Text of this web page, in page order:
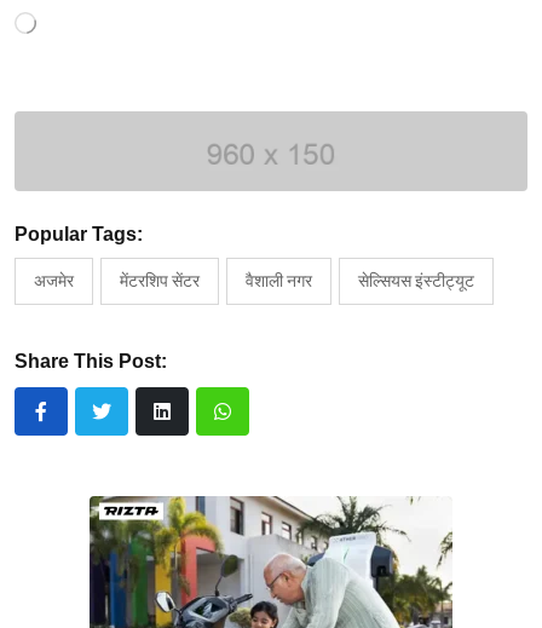
Loading…
Popular Tags:
अजमेर मेंटरशिप सेंटर वैशाली नगर सेल्सियस इंस्टीट्यूट
Share This Post: